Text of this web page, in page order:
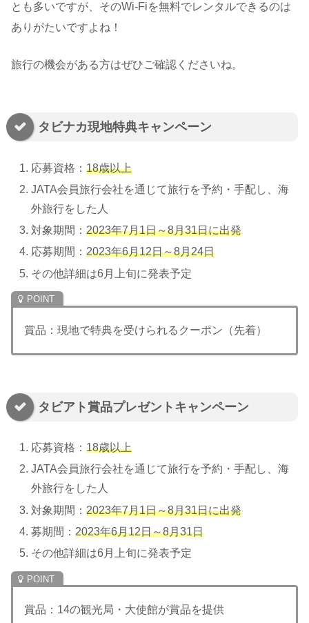
とも多いですが、そのWi-Fiを無料でレンタルできるのは
ありがたいですよね！
旅行の機会がある方はぜひご確認くださいね。
タビナカ現地特典キャンペーン
応募資格：18歳以上
JATA会員旅行会社を通じて旅行を予約・手配し、海
外旅行をした人
対象期間：2023年7月1日～8月31日に出発
応募期間：2023年6月12日～8月24日
その他詳細は6月上旬に発表予定
賞品：現地で特典を受けられるクーポン（先着）
タビアト賞品プレゼントキャンペーン
応募資格：18歳以上
JATA会員旅行会社を通じて旅行を予約・手配し、海
外旅行をした人
対象期間：2023年7月1日～8月31日に出発
募期間：2023年6月12日～8月31日
その他詳細は6月上旬に発表予定
賞品：14の観光局・大使館が賞品を提供